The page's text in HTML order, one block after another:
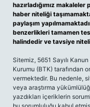
hazırladığımız
haber niteliği
paylaşım
benzerlikleri tamamen
halindedir ve tavsiye
Sitemiz, 5651 Sayılı
Kurumu (BTK) tarafından
vermektedir. Bu nedenle,
veya araştırma
yazdıkları içeriklerin